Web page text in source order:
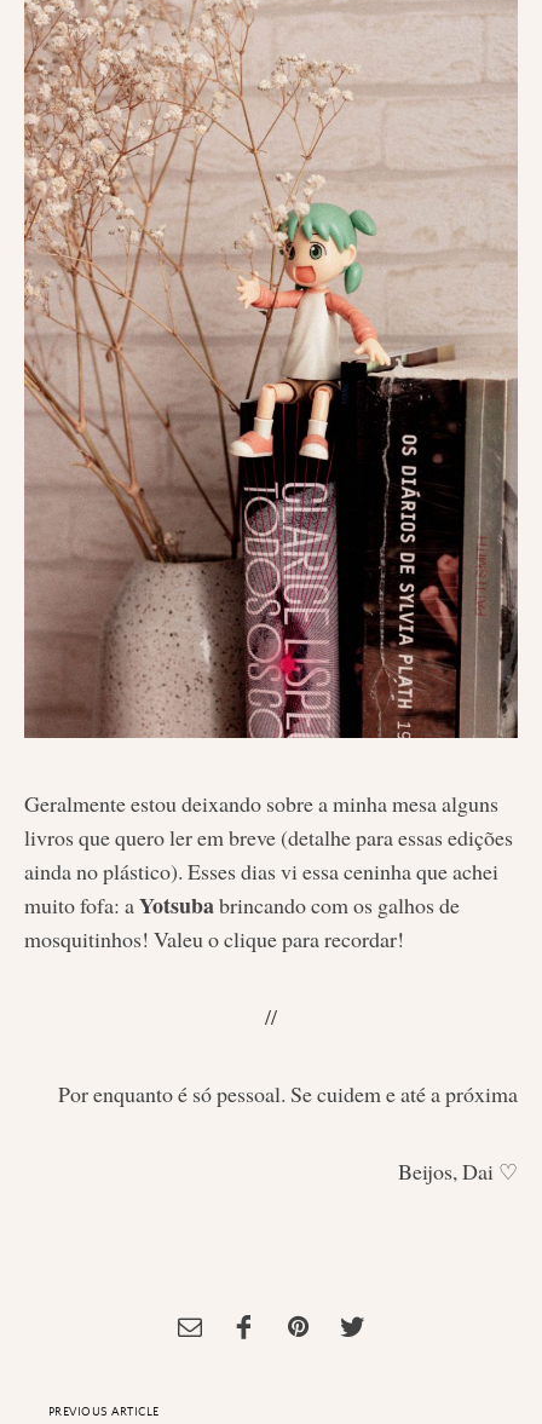
Geralmente estou deixando sobre a minha mesa alguns
livros que quero ler em breve (detalhe para essas edições
ainda no plástico). Esses dias vi essa ceninha que achei
muito fofa: aYotsubabrincando com os galhos de
mosquitinhos! Valeu o clique para recordar!
//
Por enquanto é só pessoal. Se cuidem e até a próxima
Beijos, Dai ♡
PREVIOUS ARTICLE